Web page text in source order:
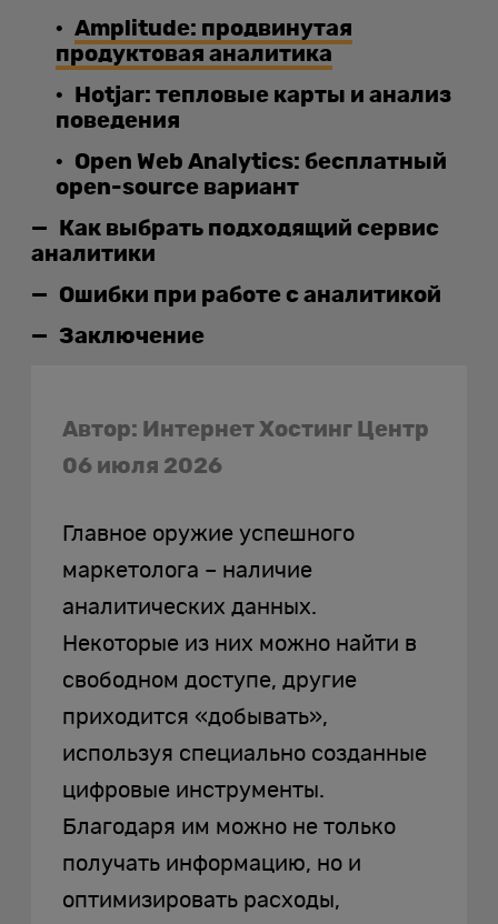
Автор: Интернет Хостинг Центр
06 июля 2026
Главное оружие успешного
маркетолога – наличие
аналитических данных.
Некоторые из них можно найти в
свободном доступе, другие
приходится «добывать»,
используя специально созданные
цифровые инструменты.
Благодаря им можно не только
получать информацию, но и
оптимизировать расходы,
Amplitude: продвинутая
продуктовая аналитика
Hotjar: тепловые карты и анализ
поведения
Open Web Analytics: бесплатный
open-source вариант
Как выбрать подходящий сервис
аналитики
Ошибки при работе с аналитикой
Заключение